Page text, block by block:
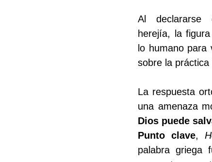
Al declararse
herejía, la
lo humano para
sobre la
La respuesta
una amenaza
Dios puede
Punto clave,
palabra griega